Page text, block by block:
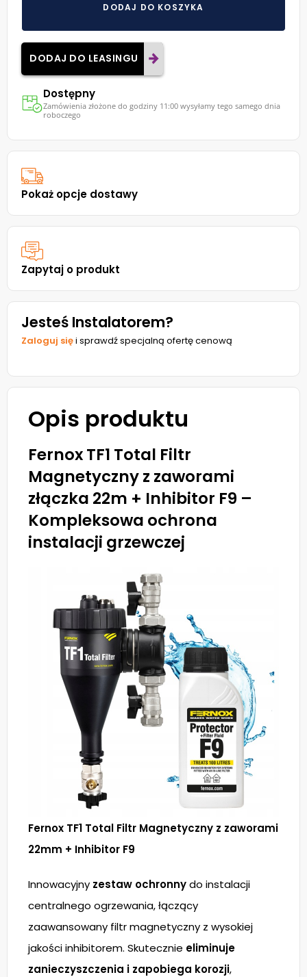
DODAJ DO KOSZYKA
DODAJ DO LEASINGU
Dostępny
Zamówienia złożone do godziny 11:00 wysyłamy tego samego dnia
roboczego
Pokaż opcje dostawy
Zapytaj o produkt
Jesteś Instalatorem?
Zaloguj sięi sprawdź specjalną ofertę cenową
Opis produktu
Fernox TF1 Total Filtr
Magnetyczny z zaworami
złączka 22m + Inhibitor F9 –
Kompleksowa ochrona
instalacji grzewczej
Fernox TF1 Total Filtr Magnetyczny z zaworami
22mm + Inhibitor F9
Innowacyjny zestaw ochronnydo instalacji
centralnego ogrzewania, łączący
zaawansowany filtr magnetyczny z wysokiej
jakości inhibitorem. Skutecznie eliminuje
zanieczyszczenia i zapobiega korozji,